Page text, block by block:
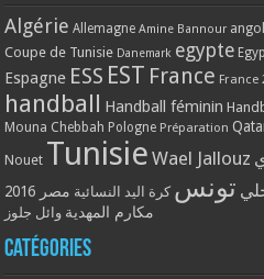
Algérie Allemagne Amine Bannour
Coupe de Tunisie Danemark egypte
Espagne ESS EST France France
handball Handball féminin
Mouna Chebbah Pologne Préparation
Nouet Tunisie Wael Jallouz
تونس كرة اليد النسائية مصر 2016
مكارم المهدية وائل جلوز
Catégories